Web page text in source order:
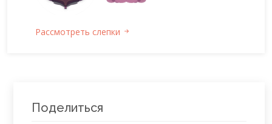
Рассмотреть слепки
Поделиться